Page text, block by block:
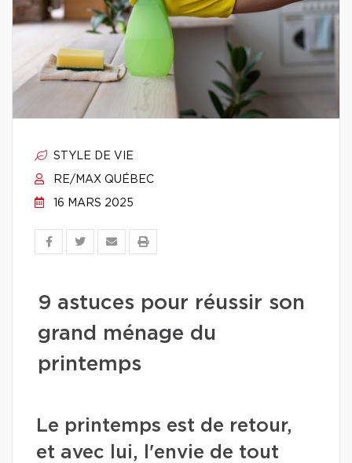
STYLE DE VIE
RE/MAX QUÉBEC
16 MARS 2025
9 astuces pour réussir son
grand ménage du
printemps
Le printemps est de retour,
et avec lui, l'envie de tout